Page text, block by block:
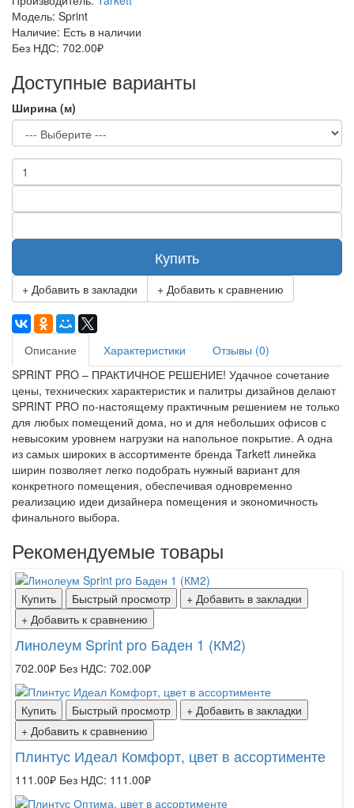
Модель: Sprint
Наличие: Есть в наличии
Без НДС: 702.00₽
Доступные варианты
Ширина (м)
Купить
+ Добавить в закладки + Добавить к сравнению
Описание Характеристики
Отзывы (0)
SPRINT PRO – ПРАКТИЧНОЕ РЕШЕНИЕ! Удачное сочетание
цены, технических характеристик и палитры дизайнов делают
SPRINT PRO по-настоящему практичным решением не только
для любых помещений дома, но и для небольших офисов с
невысоким уровнем нагрузки на напольное покрытие. А одна
из самых широких в ассортименте бренда Tarkett линейка
ширин позволяет легко подобрать нужный вариант для
конкретного помещения, обеспечивая одновременно
реализацию идеи дизайнера помещения и экономичность
финального выбора.
Рекомендуемые товары
Купить Быстрый просмотр
+ Добавить в закладки
+ Добавить к сравнению
Линолеум Sprint pro Баден 1 (КМ2)
702.00₽ Без НДС: 702.00₽
Купить Быстрый просмотр
+ Добавить в закладки
+ Добавить к сравнению
Плинтус Идеал Комфорт, цвет в ассортименте
111.00₽ Без НДС: 111.00₽